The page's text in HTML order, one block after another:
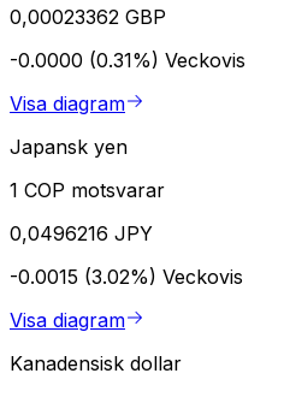
0,00023362 GBP
-0.0000 (0.31%) Veckovis
Visa diagram
Japansk yen
1 COP motsvarar
0,0496216 JPY
-0.0015 (3.02%) Veckovis
Visa diagram
Kanadensisk dollar